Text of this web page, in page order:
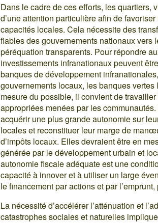
Dans le cadre de ces efforts, les quartiers,
d’une attention particulière afin de
capacités locales. Cela nécessite des
fiables des gouvernements nationaux vers
péréquation transparents. Pour répondre
investissements infranationaux peuvent
banques de développement
gouvernements locaux, les banques
mesure du possible, il convient de
appropriées menées par les
acquérir une plus grande autonomie sur
locales et reconstituer leur marge de
d’impôts locaux. Elles devraient être en
générée par le développement urbain et
autonomie fiscale adéquate est une
capacité à innover et à utiliser un large
le financement par actions et par
La nécessité d’accélérer l’atténuation et
catastrophes sociales et naturelles